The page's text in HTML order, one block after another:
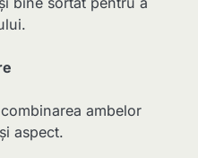
ambelor
aspect.